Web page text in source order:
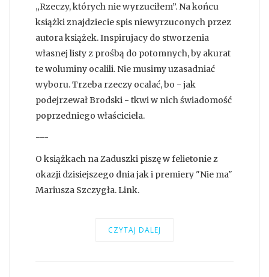
„Rzeczy, których nie wyrzuciłem”. Na końcu
książki znajdziecie spis niewyrzuconych przez
autora książek. Inspirujacy do stworzenia
własnej listy z prośbą do potomnych, by akurat
te woluminy ocalili. Nie musimy uzasadniać
wyboru. Trzeba rzeczy ocalać, bo - jak
podejrzewał Brodski - tkwi w nich świadomość
poprzedniego właściciela.
---
O książkach na Zaduszki piszę w felietonie z
okazji dzisiejszego dnia jak i premiery "Nie ma"
Mariusza Szczygła. Link.
CZYTAJ DALEJ